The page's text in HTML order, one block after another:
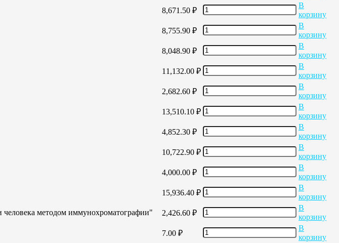
8,671.50 ₽
В
корзину
8,755.90 ₽
В
корзину
8,048.90 ₽
В
корзину
11,132.00 ₽
В
корзину
2,682.60 ₽
В
корзину
13,510.10 ₽
В
корзину
4,852.30 ₽
В
корзину
10,722.90 ₽
В
корзину
4,000.00 ₽
В
корзину
15,936.40 ₽
В
корзину
человека методом иммунохроматографии"
2,426.60 ₽
В
корзину
7.00 ₽
В
корзину